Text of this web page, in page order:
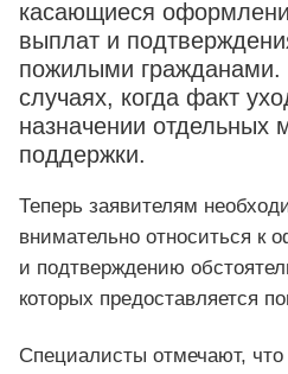
касающиеся
выплат и
пожилыми гражданами.
случаях, когда факт
назначении отдельных
поддержки.
Теперь заявителям
внимательно относиться к
и подтверждению
которых предоставляется
Специалисты отмечают,